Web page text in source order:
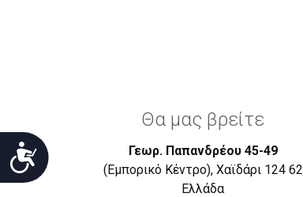
Προσιτότητα
Θα μας βρείτε
Γεωρ. Παπανδρέου 45-49
(Εμπορικό Κέντρο), Χαϊδάρι 124 62
Eλλάδα